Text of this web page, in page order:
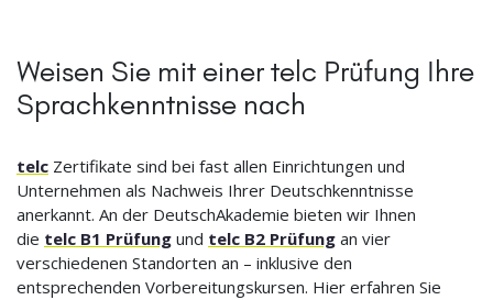
Weisen Sie mit einer telc Prüfung Ihre
Sprachkenntnisse nach
telc Zertifikate sind bei fast allen Einrichtungen und
Unternehmen als Nachweis Ihrer Deutschkenntnisse
anerkannt. An der DeutschAkademie bieten wir Ihnen
die telc B1 Prüfung und telc B2 Prüfung an vier
verschiedenen Standorten an – inklusive den
entsprechenden Vorbereitungskursen. Hier erfahren Sie